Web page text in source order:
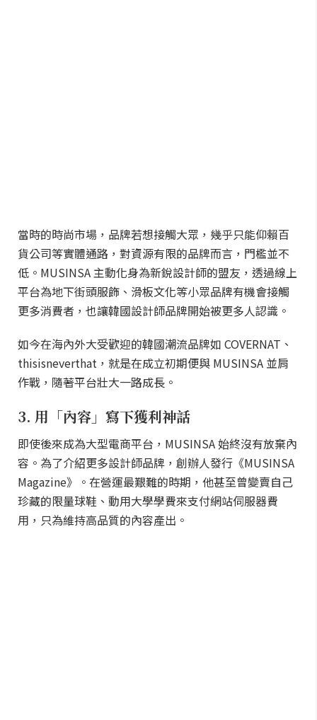
當時的時尚市場，品牌若想接觸大眾，幾乎只能仰賴百
貨公司等實體通路，對資源有限的品牌而言，門檻並不
低。MUSINSA 主動化身為新銳設計師的盟友，透過線上
平台為地下街頭服飾、滑板文化等小眾品牌有機會接觸
更多消費者，也讓韓國設計師品牌開始被更多人認識。
如今在海內外大受歡迎的韓國潮流品牌如 COVERNAT、
thisisneverthat，就是在成立初期便與 MUSINSA 並肩
作戰，隨著平台壯大一路成長。
3. 用「內容」寫下獲利神話
即使後來成為大型電商平台，MUSINSA 始終沒有放棄內
容。為了介紹更多設計師品牌，創辦人發行《MUSINSA
Magazine》。在營運最艱難的時期，他甚至曾變賣自己
珍藏的限量球鞋、動用大學學費來支付網站伺服器費
用，只為維持高品質的內容產出。